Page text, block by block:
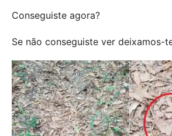
Conseguiste agora?
Se não conseguiste ver deixamos-